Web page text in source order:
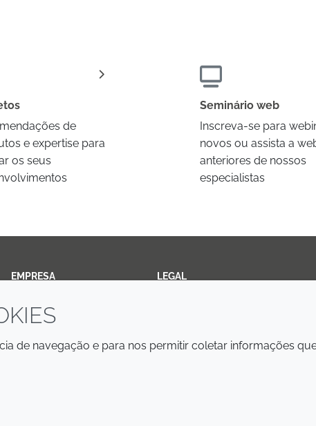
de
e expertise para
os seus
Seminário web
Inscreva-se para
novos ou assista a
anteriores de nossos
especialistas
EMPRESA
Annual Report
LEGAL
de navegação e para nos permitir coletar informações